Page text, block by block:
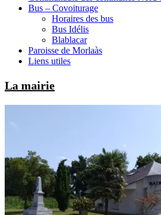
Bus – Covoiturage
Horaires des bus
Bus Idélis
Blablacar
Paroisse de Morlaàs
Liens utiles
La mairie